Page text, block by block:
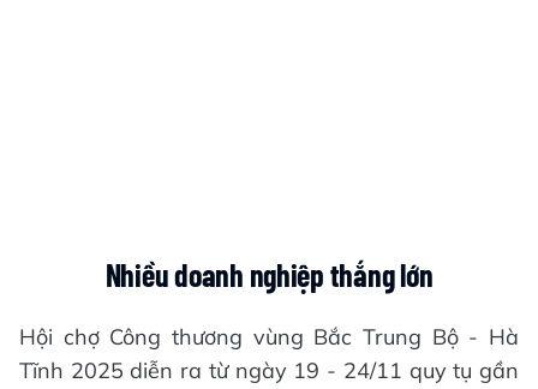
Nhiều doanh nghiệp thắng lớn
Hội chợ Công thương vùng Bắc Trung Bộ - Hà
Tĩnh 2025 diễn ra từ ngày 19 - 24/11 quy tụ gần